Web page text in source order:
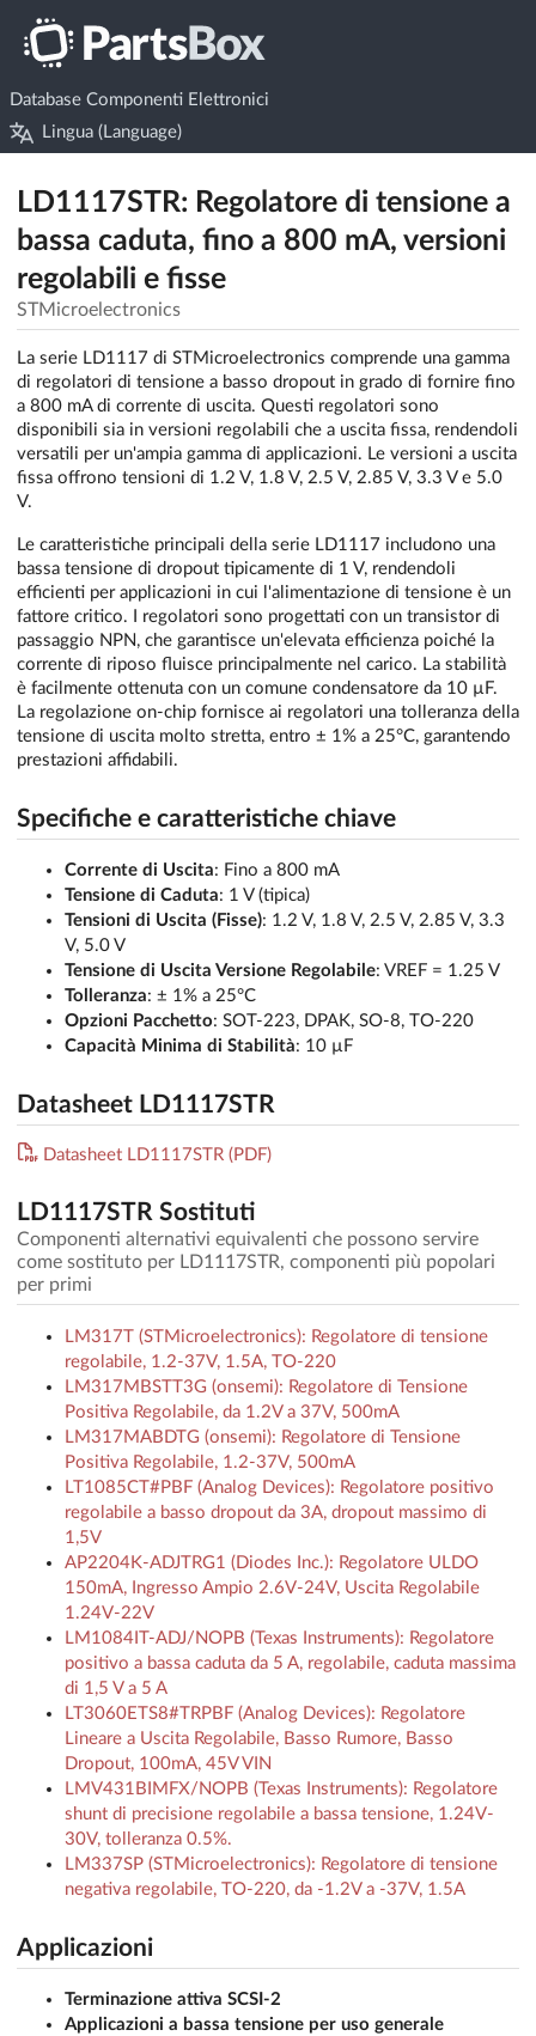
Database Componenti Elettronici
Lingua (Language)
LD1117STR: Regolatore di tensione a
bassa caduta, fino a 800 mA, versioni
regolabili e fisse
STMicroelectronics
La serie LD1117 di STMicroelectronics comprende una gamma
di regolatori di tensione a basso dropout in grado di fornire fino
a 800 mA di corrente di uscita. Questi regolatori sono
disponibili sia in versioni regolabili che a uscita fissa, rendendoli
versatili per un'ampia gamma di applicazioni. Le versioni a uscita
fissa offrono tensioni di 1.2 V, 1.8 V, 2.5 V, 2.85 V, 3.3 V e 5.0
V.
Le caratteristiche principali della serie LD1117 includono una
bassa tensione di dropout tipicamente di 1 V, rendendoli
efficienti per applicazioni in cui l'alimentazione di tensione è un
fattore critico. I regolatori sono progettati con un transistor di
passaggio NPN, che garantisce un'elevata efficienza poiché la
corrente di riposo fluisce principalmente nel carico. La stabilità
è facilmente ottenuta con un comune condensatore da 10 µF.
La regolazione on-chip fornisce ai regolatori una tolleranza della
tensione di uscita molto stretta, entro ± 1% a 25°C, garantendo
prestazioni affidabili.
Specifiche e caratteristiche chiave
Corrente di Uscita: Fino a 800 mA
Tensione di Caduta: 1 V (tipica)
Tensioni di Uscita (Fisse): 1.2 V, 1.8 V, 2.5 V, 2.85 V, 3.3
V, 5.0 V
Tensione di Uscita Versione Regolabile: VREF = 1.25 V
Tolleranza: ± 1% a 25°C
Opzioni Pacchetto: SOT-223, DPAK, SO-8, TO-220
Capacità Minima di Stabilità: 10 µF
Datasheet LD1117STR
Datasheet LD1117STR (PDF)
LD1117STR Sostituti
Componenti alternativi equivalenti che possono servire
come sostituto per LD1117STR, componenti più popolari
per primi
LM317T (STMicroelectronics): Regolatore di tensione
regolabile, 1.2-37V, 1.5A, TO-220
LM317MBSTT3G (onsemi): Regolatore di Tensione
Positiva Regolabile, da 1.2V a 37V, 500mA
LM317MABDTG (onsemi): Regolatore di Tensione
Positiva Regolabile, 1.2-37V, 500mA
LT1085CT#PBF (Analog Devices): Regolatore positivo
regolabile a basso dropout da 3A, dropout massimo di
1,5V
AP2204K-ADJTRG1 (Diodes Inc.): Regolatore ULDO
150mA, Ingresso Ampio 2.6V-24V, Uscita Regolabile
1.24V-22V
LM1084IT-ADJ/NOPB (Texas Instruments): Regolatore
positivo a bassa caduta da 5 A, regolabile, caduta massima
di 1,5 V a 5 A
LT3060ETS8#TRPBF (Analog Devices): Regolatore
Lineare a Uscita Regolabile, Basso Rumore, Basso
Dropout, 100mA, 45V VIN
LMV431BIMFX/NOPB (Texas Instruments): Regolatore
shunt di precisione regolabile a bassa tensione, 1.24V-
30V, tolleranza 0.5%.
LM337SP (STMicroelectronics): Regolatore di tensione
negativa regolabile, TO-220, da -1.2V a -37V, 1.5A
Applicazioni
Terminazione attiva SCSI-2
Applicazioni a bassa tensione per uso generale